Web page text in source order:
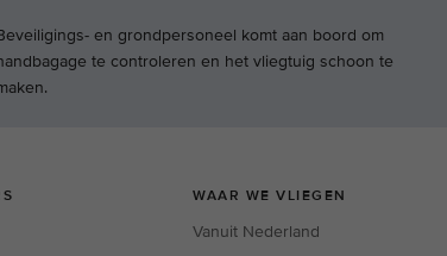
en grondpersoneel komt aan boord om
te controleren en het vliegtuig schoon te